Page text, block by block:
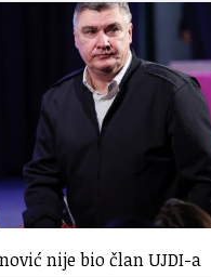
nije bio član UJDI-a